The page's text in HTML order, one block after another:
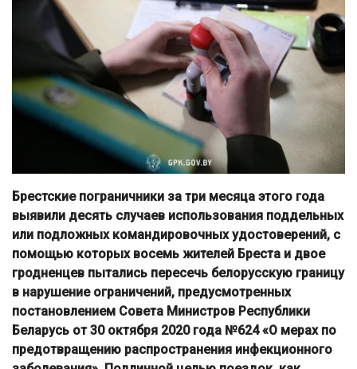
Брестские пограничники за три месяца этого года
выявили десять случаев использования поддельных
или подложных командировочных удостоверений, с
помощью которых восемь жителей Бреста и двое
гродненцев пытались пересечь белорусскую границу
в нарушение ограничений, предусмотренных
постановлением Совета Министров Республики
Беларусь от 30 октября 2020 года №624 «О мерах по
предотвращению распространения инфекционного